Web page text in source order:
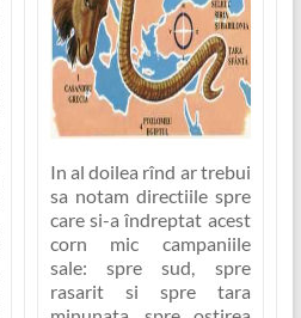
In al doilea rînd ar trebui
sa notam directiile spre
care si-a îndreptat acest
corn mic campaniile
sale:spre sud, spre
rasarit si spre tara